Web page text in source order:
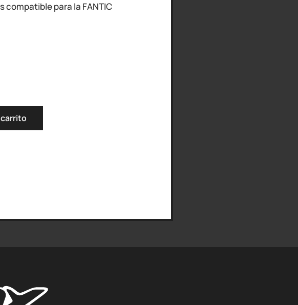
compatible para la FANTIC